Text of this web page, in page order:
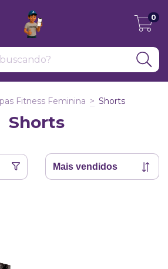
0
Fitness Feminina > Shorts
Shorts